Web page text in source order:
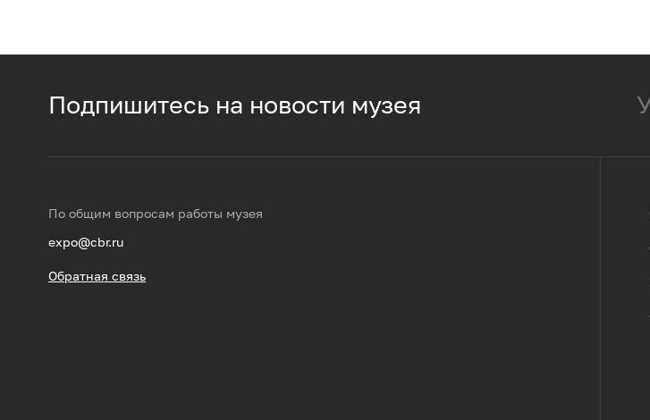
Подпишитесь на новости музея
По общим вопросам работы музея
expo@cbr.ru
Обратная связь